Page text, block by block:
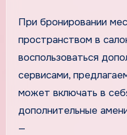
При бронировании
пространством в
воспользоваться
сервисами,
может включать в
дополнительные
—